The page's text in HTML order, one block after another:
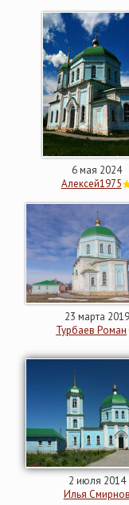
6 мая 2024
Алексей1975
23 марта 2019
Турбаев Роман
2 июля 2014
Илья Смирнов